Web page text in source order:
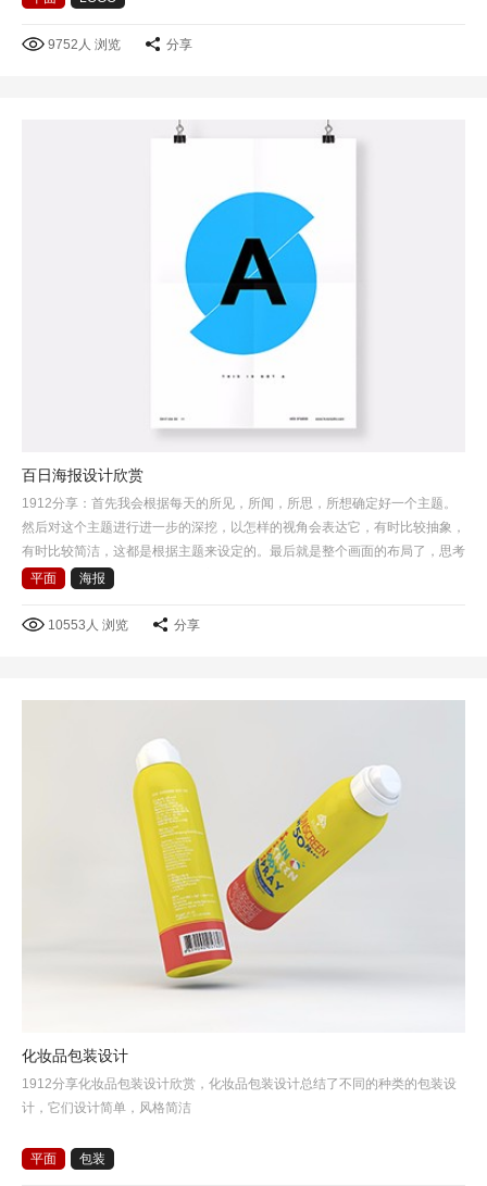
9752人 浏览 分享
百日海报设计欣赏
1912分享：首先我会根据每天的所见，所闻，所思，所想确定好一个主题。
然后对这个主题进行进一步的深挖，以怎样的视角会表达它，有时比较抽象，
有时比较简洁，这都是根据主题来设定的。最后就是整个画面的布局了，思考
怎样才根据有冲击力，而且具有美感。做每一个设计时，…
平面 海报
10553人 浏览 分享
化妆品包装设计
1912分享化妆品包装设计欣赏，化妆品包装设计总结了不同的种类的包装设
计，它们设计简单，风格简洁
平面 包装